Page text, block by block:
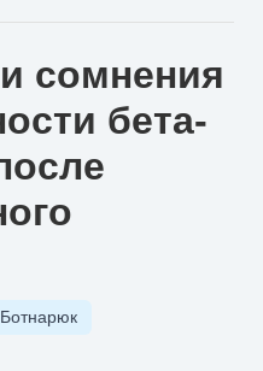
сомнения
бета-